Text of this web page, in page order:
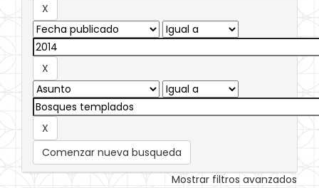
Comenzar nueva busqueda
Mostrar filtros avanzados